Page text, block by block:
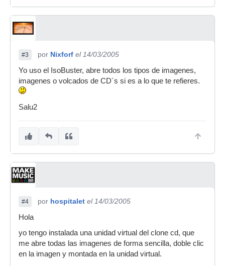
#3 por Nixforf el 14/03/2005
Yo uso el IsoBuster, abre todos los tipos de imagenes,
imagenes o volcados de CD´s si es a lo que te refieres.
Salu2
#4 por hospitalet el 14/03/2005
Hola
yo tengo instalada una unidad virtual del clone cd, que
me abre todas las imagenes de forma sencilla, doble clic
en la imagen y montada en la unidad virtual.